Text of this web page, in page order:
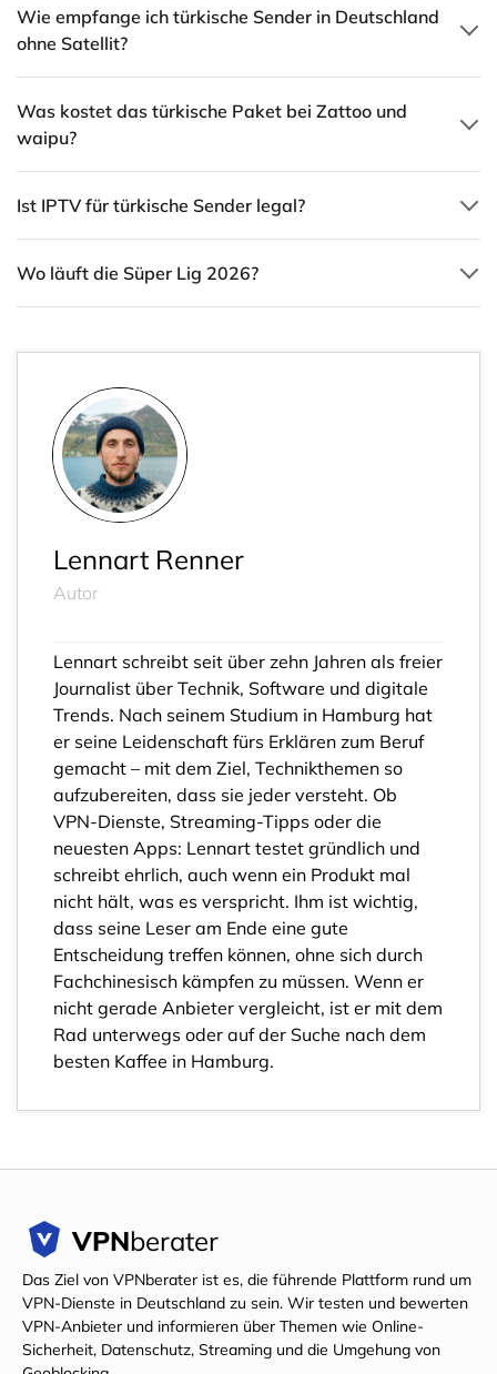
Wie empfange ich türkische Sender in Deutschland
ohne Satellit?
Was kostet das türkische Paket bei Zattoo und
waipu?
Ist IPTV für türkische Sender legal?
Wo läuft die Süper Lig 2026?
Lennart Renner
Autor
Lennart schreibt seit über zehn Jahren als freier
Journalist über Technik, Software und digitale
Trends. Nach seinem Studium in Hamburg hat
er seine Leidenschaft fürs Erklären zum Beruf
gemacht – mit dem Ziel, Technikthemen so
aufzubereiten, dass sie jeder versteht. Ob
VPN-Dienste, Streaming-Tipps oder die
neuesten Apps: Lennart testet gründlich und
schreibt ehrlich, auch wenn ein Produkt mal
nicht hält, was es verspricht. Ihm ist wichtig,
dass seine Leser am Ende eine gute
Entscheidung treffen können, ohne sich durch
Fachchinesisch kämpfen zu müssen. Wenn er
nicht gerade Anbieter vergleicht, ist er mit dem
Rad unterwegs oder auf der Suche nach dem
besten Kaffee in Hamburg.
VPNberater
Das Ziel von VPNberater ist es, die führende Plattform rund um
VPN-Dienste in Deutschland zu sein. Wir testen und bewerten
VPN-Anbieter und informieren über Themen wie Online-
Sicherheit, Datenschutz, Streaming und die Umgehung von